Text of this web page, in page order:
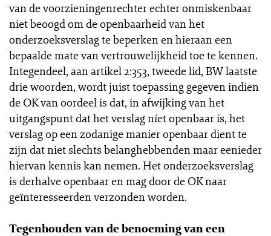
van de voorzieningenrechter echter onmiskenbaar
niet beoogd om de openbaarheid van het
onderzoeksverslag te beperken en hieraan een
bepaalde mate van vertrouwelijkheid toe te kennen.
Integendeel, aan artikel 2:353, tweede lid, BW laatste
drie woorden, wordt juist toepassing gegeven indien
de OK van oordeel is dat, in afwijking van het
uitgangspunt dat het verslag níet openbaar is, het
verslag op een zodanige manier openbaar dient te
zijn dat niet slechts belanghebbenden maar eenieder
hiervan kennis kan nemen. Het onderzoeksverslag
is derhalve openbaar en mag door de OK naar
geïnteresseerden verzonden worden.
Tegenhouden van de benoeming van een